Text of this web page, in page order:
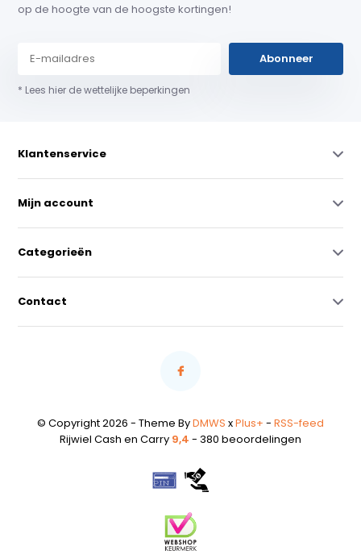
op de hoogte van de hoogste kortingen!
Abonneer
* Lees hier de wettelijke beperkingen
Klantenservice
Mijn account
Categorieën
Contact
© Copyright 2026 - Theme ByDMWS xPlus+ - RSS-feed
Rijwiel Cash en Carry 9,4 - 380 beoordelingen